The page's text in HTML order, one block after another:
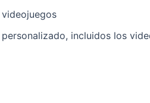
incluidos los